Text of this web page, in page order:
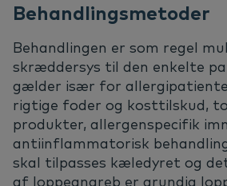
Behandlingsmetoder
Behandlingen er som regel
skræddersys til den enkelte
gælder især for
rigtige foder og kosttilskud,
produkter, allergenspecifik
antiinflammatorisk
skal tilpasses kæledyret og
af loppeangreb er grundig